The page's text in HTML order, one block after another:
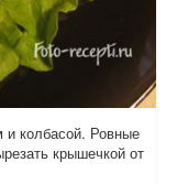
и колбасой. Ровные
крышечкой от